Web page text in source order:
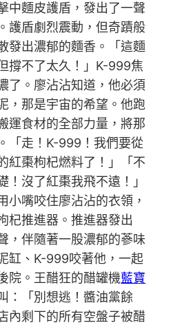
中麵皮護盾，發出了一聲
護盾劇烈震動，但奇蹟般
發出濃郁的麵香。「這麵
撐不了太久！」K-999焦
了。廖沾沾知道，他必須
，那是宇宙的希望。他跑
運食材的全部力量，將那
「走！K-999！我們要從
紅棗枸杞燃料了！」「不
！沒了紅棗我飛不遠！」
小嘴咬住廖沾沾的衣領，
杞推進器。推進器發出
，伴隨著一股濃郁的蔘味
缸、K-999咬著他，一起
院。王醋狂的醋罐機藍寶
：「別想逃！醬油黨餘
內剩下的所有空盤子被醋